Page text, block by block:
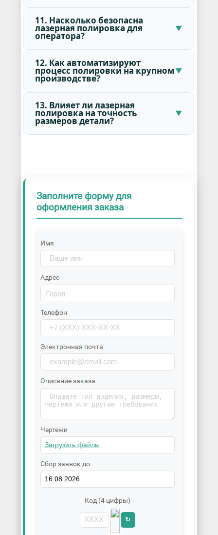
11. Насколько безопасна
лазерная полировка для
оператора?
12. Как автоматизируют
процесс полировки на крупном
производстве?
13. Влияет ли лазерная
полировка на точность
размеров детали?
Заполните форму для
оформления заказа
Имя
Адрес
Телефон
Электронная почта
Описание заказа
Чертежи
Сбор заявок до
Код (4 цифры)
↻